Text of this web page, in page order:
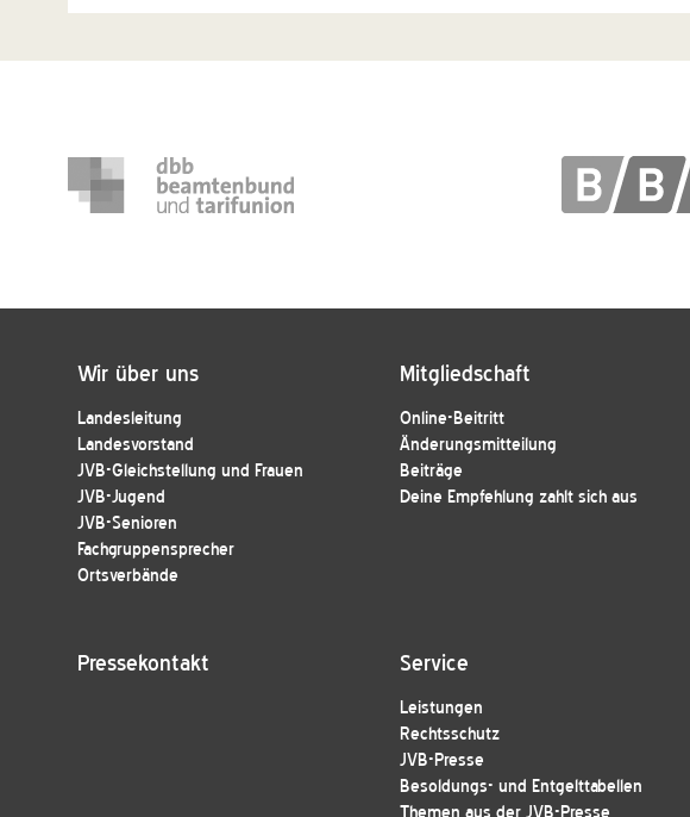
Wir über uns
Landesleitung
Landesvorstand
JVB-Gleichstellung und Frauen
JVB-Jugend
JVB-Senioren
Fachgruppensprecher
Ortsverbände
Mitgliedschaft
Online-Beitritt
Änderungsmitteilung
Beiträge
Deine Empfehlung zahlt sich aus
Pressekontakt Service
Leistungen
Rechtsschutz
JVB-Presse
Besoldungs- und Entgelttabellen
Themen aus der JVB-Presse